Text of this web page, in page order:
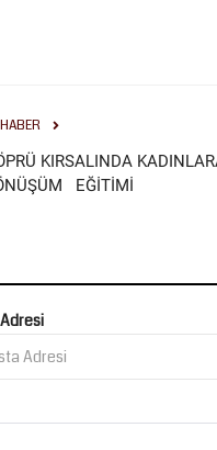
KIRSALINDA
EĞİTİMİ
Tatlıses
Amaçlı Gözetim...